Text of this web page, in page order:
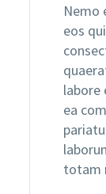
Nemo
eos
labore
ea
totam